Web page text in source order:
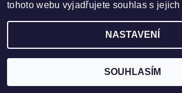
2026 © Wineme.cz, všechna práva vyhrazenaUpravit
tohoto webu vyjadřujete souhlas s
NASTAVENÍ
SOUHLASÍM